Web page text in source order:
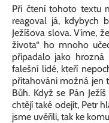
Při čtení tohoto textu
reagoval já, kdybych
Ježíšova slova. Víme,
života“ ho mnoho
připadalo jako
falešní lidé, kteří
přitahováni možná jen
Bůh. Když se Pán
chtějí také odejít, Petr
jsme uvěřili, tak ke